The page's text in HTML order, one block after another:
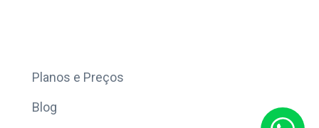
Planos e Preços
Blog